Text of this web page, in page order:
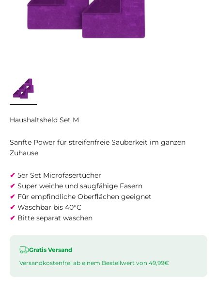
Haushaltsheld Set M
Sanfte Power für streifenfreie Sauberkeit im ganzen
Zuhause
✔ 5er Set Microfasertücher
✔ Super weiche und saugfähige Fasern
✔ Für empfindliche Oberflächen geeignet
✔ Waschbar bis 40°C
✔ Bitte separat waschen
Gratis Versand
Versandkostenfrei ab einem Bestellwert von 49,99€